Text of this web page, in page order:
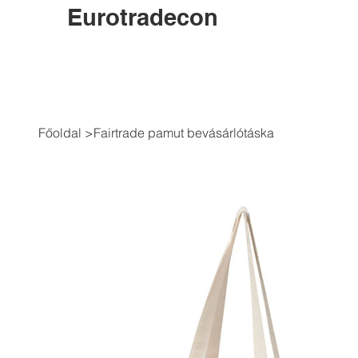
Eurotradecon
Főoldal >Fairtrade pamut bevásárlótáska